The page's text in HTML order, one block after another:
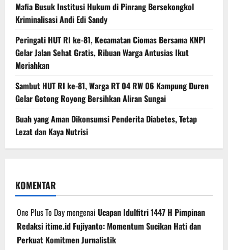
Mafia Busuk Institusi Hukum di Pinrang Bersekongkol
Kriminalisasi Andi Edi Sandy
Peringati HUT RI ke-81, Kecamatan Ciomas Bersama KNPI
Gelar Jalan Sehat Gratis, Ribuan Warga Antusias Ikut
Meriahkan
Sambut HUT RI ke-81, Warga RT 04 RW 06 Kampung Duren
Gelar Gotong Royong Bersihkan Aliran Sungai
Buah yang Aman Dikonsumsi Penderita Diabetes, Tetap
Lezat dan Kaya Nutrisi
KOMENTAR
One Plus To Daymengenai Ucapan Idulfitri 1447 H Pimpinan
Redaksi itime.id Fujiyanto: Momentum Sucikan Hati dan
Perkuat Komitmen Jurnalistik